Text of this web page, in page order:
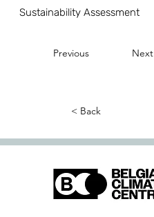
Sustainability Assessment
Previous Next
< Back